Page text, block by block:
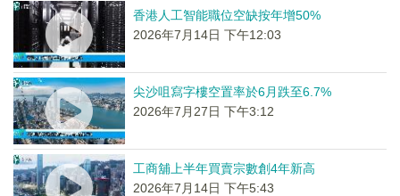
香港人工智能職位空缺按年增50%
2026年7月14日 下午12:03
尖沙咀寫字樓空置率於6月跌至6.7%
2026年7月27日 下午3:12
工商舖上半年買賣宗數創4年新高
2026年7月14日 下午5:43